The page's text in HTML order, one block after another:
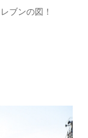
ブンの図！